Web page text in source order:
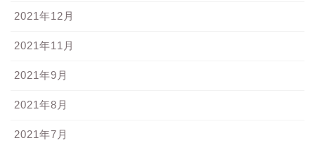
2021年12月
2021年11月
2021年9月
2021年8月
2021年7月